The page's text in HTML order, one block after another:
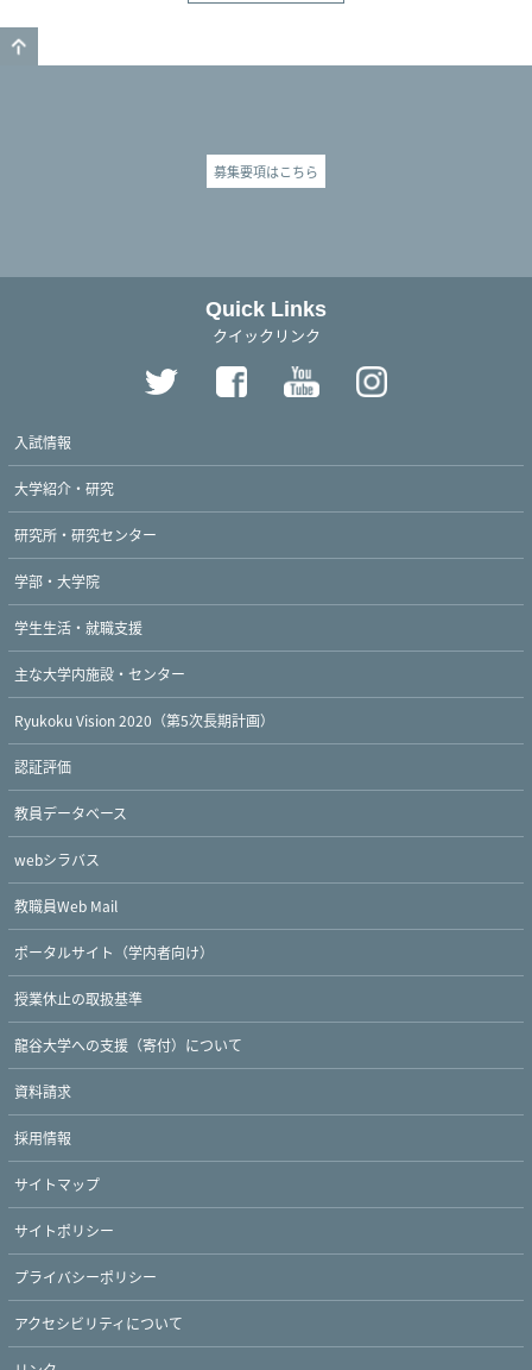
募集要項はこちら
Quick Links
クイックリンク
入試情報
大学紹介・研究
研究所・研究センター
学部・大学院
学生生活・就職支援
主な大学内施設・センター
Ryukoku Vision 2020（第5次長期計画）
認証評価
教員データベース
webシラバス
教職員Web Mail
ポータルサイト（学内者向け）
授業休止の取扱基準
龍谷大学への支援（寄付）について
資料請求
採用情報
サイトマップ
サイトポリシー
プライバシーポリシー
アクセシビリティについて